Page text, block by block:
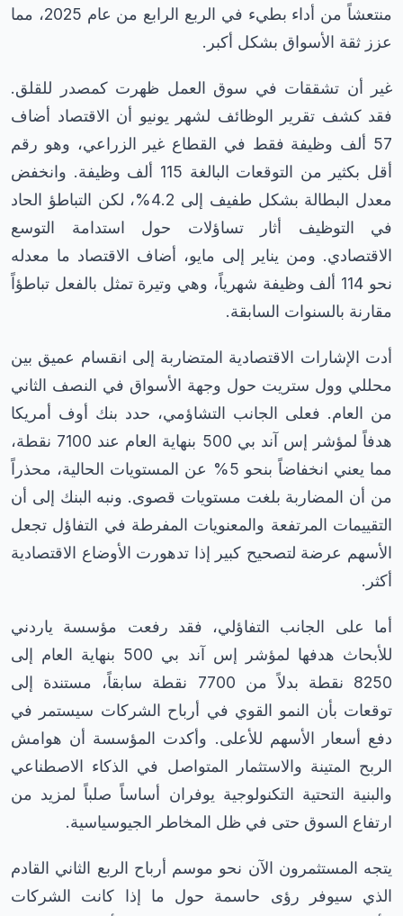
منتعشاً من أداء بطيء في الربع الرابع من عام 2025، مما
عزز ثقة الأسواق بشكل أكبر.
غير أن تشققات في سوق العمل ظهرت كمصدر للقلق.
فقد كشف تقرير الوظائف لشهر يونيو أن الاقتصاد أضاف
57 ألف وظيفة فقط في القطاع غير الزراعي، وهو رقم
أقل بكثير من التوقعات البالغة 115 ألف وظيفة. وانخفض
معدل البطالة بشكل طفيف إلى 4.2%، لكن التباطؤ الحاد
في التوظيف أثار تساؤلات حول استدامة التوسع
الاقتصادي. ومن يناير إلى مايو، أضاف الاقتصاد ما معدله
نحو 114 ألف وظيفة شهرياً، وهي وتيرة تمثل بالفعل تباطؤاً
مقارنة بالسنوات السابقة.
أدت الإشارات الاقتصادية المتضاربة إلى انقسام عميق بين
محللي وول ستريت حول وجهة الأسواق في النصف الثاني
من العام. فعلى الجانب التشاؤمي، حدد بنك أوف أمريكا
هدفاً لمؤشر إس آند بي 500 بنهاية العام عند 7100 نقطة،
مما يعني انخفاضاً بنحو 5% عن المستويات الحالية، محذراً
من أن المضاربة بلغت مستويات قصوى. ونبه البنك إلى أن
التقييمات المرتفعة والمعنويات المفرطة في التفاؤل تجعل
الأسهم عرضة لتصحيح كبير إذا تدهورت الأوضاع الاقتصادية
أكثر.
أما على الجانب التفاؤلي، فقد رفعت مؤسسة ياردني
للأبحاث هدفها لمؤشر إس آند بي 500 بنهاية العام إلى
8250 نقطة بدلاً من 7700 نقطة سابقاً، مستندة إلى
توقعات بأن النمو القوي في أرباح الشركات سيستمر في
دفع أسعار الأسهم للأعلى. وأكدت المؤسسة أن هوامش
الربح المتينة والاستثمار المتواصل في الذكاء الاصطناعي
والبنية التحتية التكنولوجية يوفران أساساً صلباً لمزيد من
ارتفاع السوق حتى في ظل المخاطر الجيوسياسية.
يتجه المستثمرون الآن نحو موسم أرباح الربع الثاني القادم
الذي سيوفر رؤى حاسمة حول ما إذا كانت الشركات